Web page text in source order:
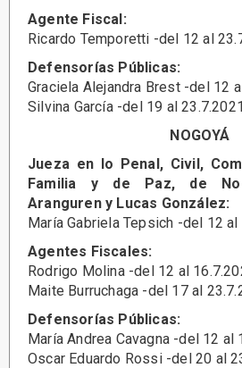
Agente Fiscal:
Ricardo Temporetti -del 12 al
Defensorías Públicas:
Graciela Alejandra Brest -del 12
Silvina García -del 19 al 23.7.2021
NOGOYÁ
Jueza en lo Penal, Civil,
Familia y de Paz, de
Aranguren y Lucas González:
María Gabriela Tepsich -del 12 al
Agentes Fiscales:
Rodrigo Molina -del 12 al
Maite Burruchaga -del 17 al
Defensorías Públicas:
María Andrea Cavagna -del 12 al
Oscar Eduardo Rossi -del 20 al